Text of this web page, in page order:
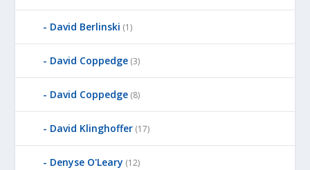
David Berlinski (1)
David Coppedge (3)
David Coppedge (8)
David Klinghoffer (17)
Denyse O'Leary (12)